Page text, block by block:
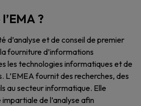
?
d’analyse et de conseil de premier
fourniture d’informations
les technologies informatiques et de
L’EMEA fournit des recherches, des
au secteur informatique. Elle
de l’analyse afin